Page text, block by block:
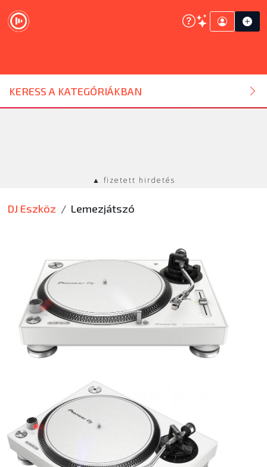
KERESS A KATEGÓRIÁKBAN
DJ ESZKÖZ
HANGTECHNIKA
ÚJ TERMÉKEK
▲ fizetett hirdetés
DJ Eszköz Lemezjátszó